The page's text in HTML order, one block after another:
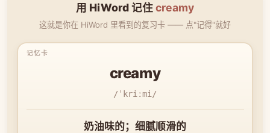
用 HiWord 记住creamy
这就是你在 HiWord 里看到的复习卡 —— 点"记得"就好
creamy
/ˈkriːmi/
奶油味的；细腻顺滑的